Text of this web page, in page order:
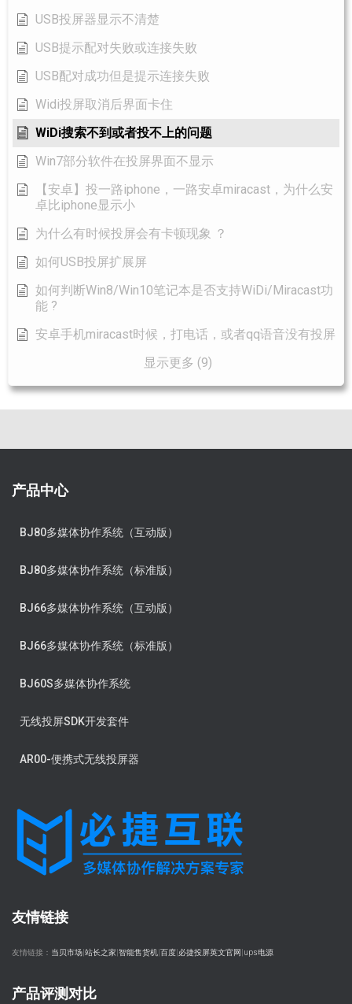
USB投屏器显示不清楚
USB提示配对失败或连接失败
USB配对成功但是提示连接失败
Widi投屏取消后界面卡住
WiDi搜索不到或者投不上的问题
Win7部分软件在投屏界面不显示
【安卓】投一路iphone，一路安卓miracast，为什么安
卓比iphone显示小
为什么有时候投屏会有卡顿现象 ？
如何USB投屏扩展屏
如何判断Win8/Win10笔记本是否支持WiDi/Miracast功
能 ?
安卓手机miracast时候，打电话，或者qq语音没有投屏
显示更多 (9)
产品中心
BJ80多媒体协作系统（互动版）
BJ80多媒体协作系统（标准版）
BJ66多媒体协作系统（互动版）
BJ66多媒体协作系统（标准版）
BJ60S多媒体协作系统
无线投屏SDK开发套件
AR00-便携式无线投屏器
友情链接
友情链接： 当贝市场 站长之家 智能售货机 百度 必捷投屏英文官网 ups电源
产品评测对比